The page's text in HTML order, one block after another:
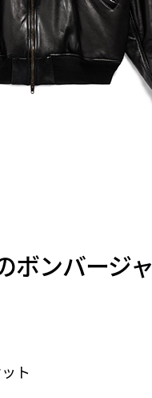
ボンバージャ
ト